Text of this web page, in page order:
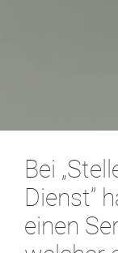
Bei
Dienst”
einen